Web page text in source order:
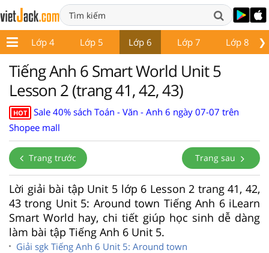
❯
Lớp 4 Lớp 5 Lớp 6 Lớp 7 Lớp 8
Tiếng Anh 6 Smart World Unit 5
Lesson 2 (trang 41, 42, 43)
HOT
Sale 40% sách Toán - Văn - Anh 6 ngày 07-07 trên
Shopee mall
Trang trước Trang sau
Lời giải bài tập Unit 5 lớp 6 Lesson 2 trang 41, 42,
43 trong Unit 5: Around town Tiếng Anh 6 iLearn
Smart World hay, chi tiết giúp học sinh dễ dàng
làm bài tập Tiếng Anh 6 Unit 5.
Giải sgk Tiếng Anh 6 Unit 5: Around town